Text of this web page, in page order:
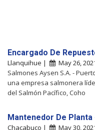
Encargado De
Llanquihue | May 26,
Salmones Aysen S.A. -
una empresa salmonera
del Salmón Pacífico, Coho
Mantenedor De Planta
Chacabuco | May 30,